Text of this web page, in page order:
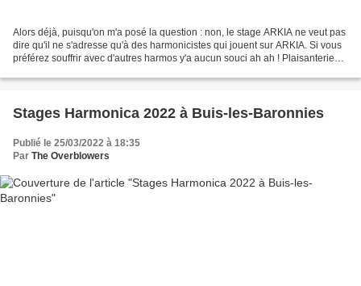
Alors déjà, puisqu'on m'a posé la question : non, le stage ARKIA ne veut pas
dire qu'il ne s'adresse qu'à des harmonicistes qui jouent sur ARKIA. Si vous
préférez souffrir avec d'autres harmos y'a aucun souci ah ah ! Plaisanterie
Stages Harmonica 2022 à Buis-les-Baronnies
Publié le 25/03/2022 à 18:35
Par The Overblowers